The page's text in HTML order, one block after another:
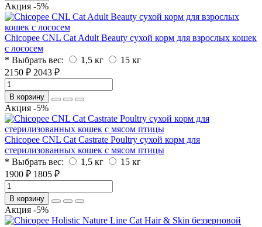
Акция -5%
Chicopee CNL Cat Adult Beauty сухой корм для взрослых кошек
с лососем
* Выбрать вес:
1,5 кг
15 кг
2150 ₽ 2043 ₽
В корзину
Акция -5%
Chicopee CNL Cat Castrate Poultry сухой корм для
стерилизованных кошек с мясом птицы
* Выбрать вес:
1,5 кг
15 кг
1900 ₽ 1805 ₽
В корзину
Акция -5%